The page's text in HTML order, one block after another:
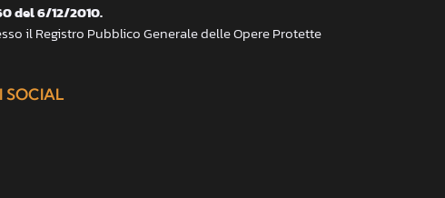
del 6/12/2010.
il Registro Pubblico Generale delle Opere Protette
SOCIAL